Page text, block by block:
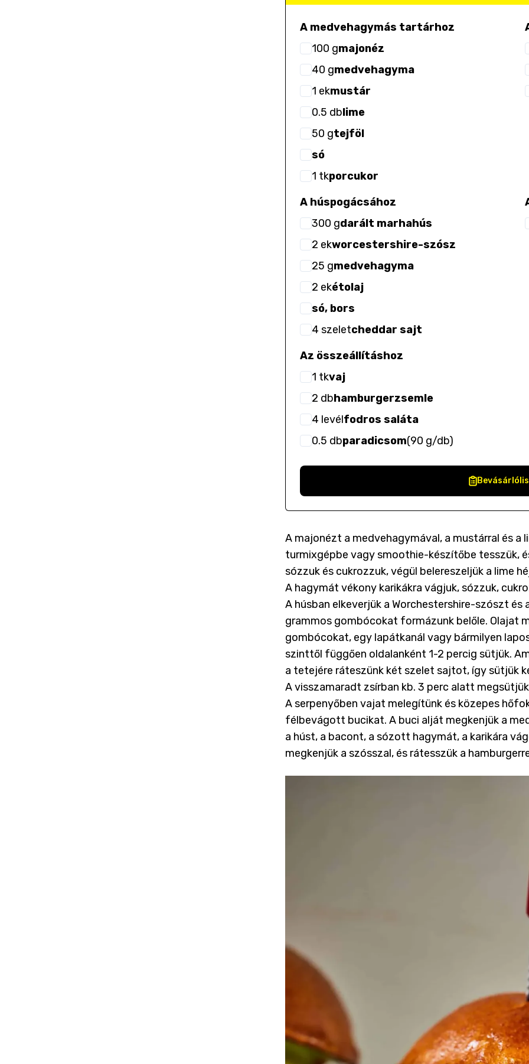
A medvehagymás tartárhoz
100 gmajonéz
40 gmedvehagyma
1 ekmustár
0.5 dblime
50 gtejföl
só
1 tkporcukor
A húspogácsához
300 gdarált marhahús
2 ekworcestershire-szósz
25 gmedvehagyma
2 ekétolaj
só, bors
4 szeletcheddar sajt
Az összeállításhoz
1 tkvaj
2 dbhamburgerzsemle
4 levélfodros saláta
0.5 dbparadicsom(90 g/db)
A majonézt a medvehagymával, a mustárral és
turmixgépbe vagy smoothie-készítőbe tesszük,
sózzuk és cukrozzuk, végül belereszeljük a lime
A hagymát vékony karikákra vágjuk, sózzuk,
A húsban elkeverjük a Worchestershire-szószt
grammos gombócokat formázunk belőle. Olajat
gombócokat, egy lapátkanál vagy bármilyen
szinttől függően oldalanként 1-2 percig sütjük.
a tetejére ráteszünk két szelet sajtot, így sütjük
A visszamaradt zsírban kb. 3 perc alatt
A serpenyőben vajat melegítünk és közepes
félbevágott bucikat. A buci alját megkenjük a
a húst, a bacont, a sózott hagymát, a karikára
megkenjük a szósszal, és rátesszük a